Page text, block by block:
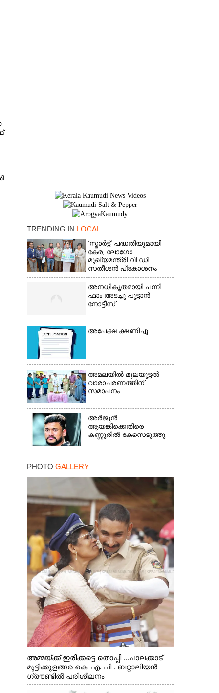
TRENDING IN LOCAL
'സ്മാർട്ട്' പദ്ധതിയുമായി
കേര; ലോഗോ
മുഖ്യമന്ത്രി വി ഡി
സതീശൻ പ്രകാശനം
ചെയ്തു
അനധികൃതമായി പന്നി
ഫാം അടച്ചു പൂട്ടാൻ
നോട്ടീസ്
അപേക്ഷ ക്ഷണിച്ചു
അമലയിൽ മുലയൂട്ടൽ
വാരാചരണത്തിന്
സമാപനം
അർജുൻ
ആയങ്കിക്കെതിരെ
കണ്ണൂരിൽ കേസെടുത്തു
PHOTO GALLERY
അമ്മയ്ക്ക് ഇരിക്കട്ടെ തൊപ്പി ...പാലക്കാട്
മുട്ടിക്കുളങ്ങര കെ. എ. പി . ബറ്റാലിയൻ
ഗ്രൗണ്ടിൽ പരിശീലനം
×